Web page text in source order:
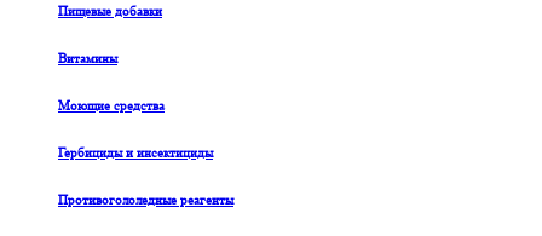
Пищевые добавки
Витамины
Моющие средства
Гербициды и инсектициды
Противогололедные реагенты